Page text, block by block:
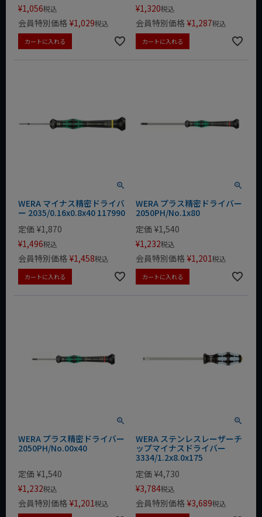
¥1,056税込
会員特別価格 ¥1,029税込
カートに入れる
¥1,320税込
会員特別価格 ¥1,287税込
カートに入れる
WERA マイナス精密ドライバ
ー 2035/0.16x0.8x40 117990
定価 ¥1,870
¥1,496税込
会員特別価格 ¥1,458税込
カートに入れる
WERA プラス精密ドライバー
2050PH/No.1x80
定価 ¥1,540
¥1,232税込
会員特別価格 ¥1,201税込
カートに入れる
WERA プラス精密ドライバー
2050PH/No.00x40
定価 ¥1,540
¥1,232税込
会員特別価格 ¥1,201税込
WERA ステンレスレーザーチ
ップマイナスドライバー
3334/1.2x8.0x175
定価 ¥4,730
¥3,784税込
会員特別価格 ¥3,689税込